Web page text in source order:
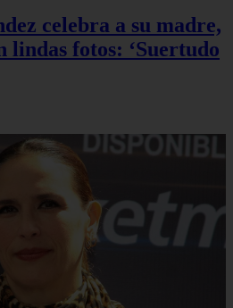
celebra a su madre,
lindas fotos: ‘Suertudo